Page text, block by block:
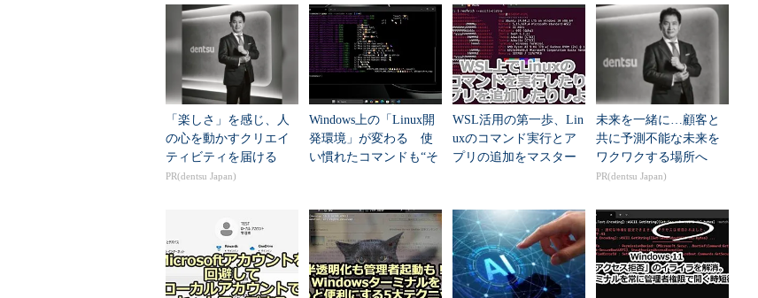
コマンドプロンプト（cmd.exe）の内部コマンド（独立した実行プログラムファイル
として用意されていないコマンド）やスクリプトファイルなどを実行したい場合
は、「cmd.exe /c dir」のように、先頭に「cmd.exe /c ～」を付けて実行する
バッチファイルの実行は、利用できるコマンドと文字コードに注意する
コマンドプロンプト側のパス名を指定する場合は、特殊文字を「\」でエスケープす
るか、引用符で囲む
Windows OS側コマンドはコードページ＝65001（UTF-8）の環境で実行されるの
で、日本語文字列などが含まれる場合は注意する
以下、それぞれについて補足しておこう。
起動するコマンドは拡張子まで含めて指定
「楽しさ」を感じ、人
の心を動かすクリエイ
ティビティを届ける
PR(dentsu Japan)
Windows上の「Linux開
発環境」が変わる 使
い慣れたコマンドも“そ
WSL活用の第一歩、Lin
uxのコマンド実行とア
プリの追加をマスター
未来を一緒に…顧客と
共に予測不能な未来を
ワクワクする場所へ
PR(dentsu Japan)